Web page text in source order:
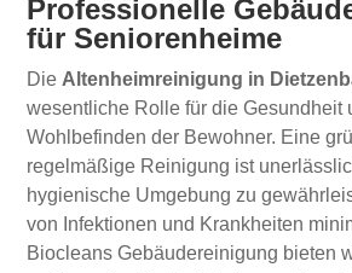
Professionelle
für Seniorenheime
Die Altenheimreinigung in
wesentliche Rolle für die Gesundheit
Wohlbefinden der Bewohner. Eine
regelmäßige Reinigung ist
hygienische Umgebung zu
von Infektionen und Krankheiten
Biocleans Gebäudereinigung bieten